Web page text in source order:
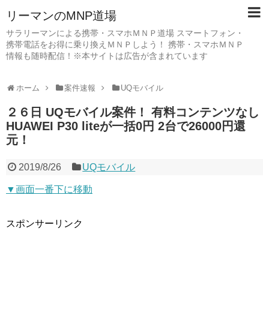
リーマンのMNP道場
サラリーマンによる携帯・スマホＭＮＰ道場 スマートフォン・
携帯電話をお得に乗り換えＭＮＰしよう！ 携帯・スマホＭＮＰ
情報も随時配信！※本サイトは広告が含まれています
ホーム 案件速報 UQモバイル
２６日 UQモバイル案件！ 有料コンテンツなし
HUAWEI P30 liteが一括0円 2台で26000円還
元！
2019/8/26 UQモバイル
▼画面一番下に移動
スポンサーリンク